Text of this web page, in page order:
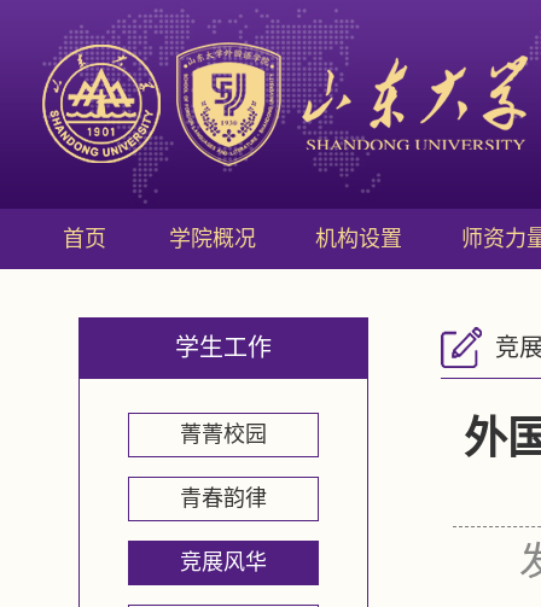
首页 学院概况 机构设置 师资力
学生工作
菁菁校园
青春韵律
竞展风华
竞
外